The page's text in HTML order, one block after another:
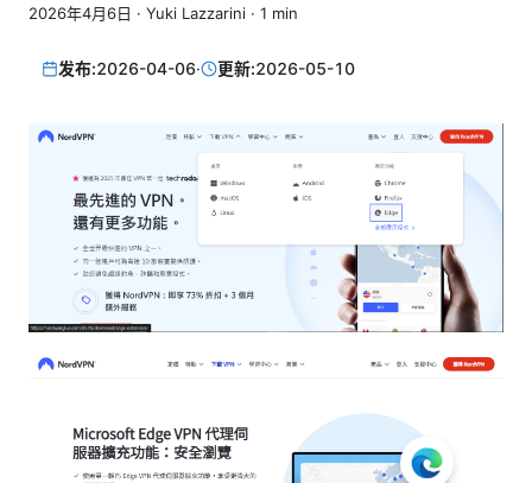
2026年4月6日 · Yuki Lazzarini · 1 min
发布:2026-04-06· 更新:2026-05-10